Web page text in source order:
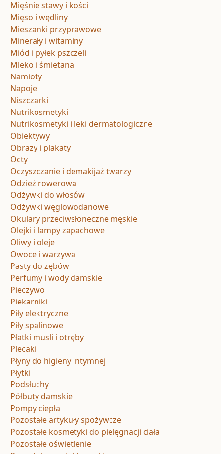
Mięśnie stawy i kości
Mięso i wędliny
Mieszanki przyprawowe
Minerały i witaminy
Miód i pyłek pszczeli
Mleko i śmietana
Namioty
Napoje
Niszczarki
Nutrikosmetyki
Nutrikosmetyki i leki dermatologiczne
Obiektywy
Obrazy i plakaty
Octy
Oczyszczanie i demakijaż twarzy
Odzież rowerowa
Odżywki do włosów
Odżywki węglowodanowe
Okulary przeciwsłoneczne męskie
Olejki i lampy zapachowe
Oliwy i oleje
Owoce i warzywa
Pasty do zębów
Perfumy i wody damskie
Pieczywo
Piekarniki
Piły elektryczne
Piły spalinowe
Płatki musli i otręby
Plecaki
Płyny do higieny intymnej
Płytki
Podsłuchy
Półbuty damskie
Pompy ciepła
Pozostałe artykuły spożywcze
Pozostałe kosmetyki do pielęgnacji ciała
Pozostałe oświetlenie